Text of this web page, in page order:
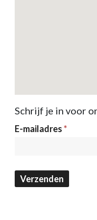
Schrijf je in voor
Nieuwsbrief
E-mailadres*
Verzenden